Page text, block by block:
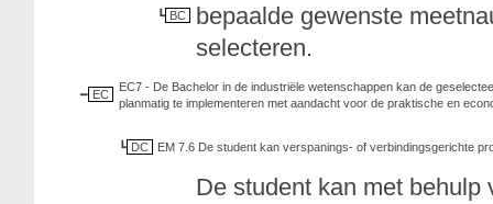
BC
bepaalde gewenste
selecteren.
EC
EC7 - De Bachelor in de industriële wetenschappen kan de
planmatig te implementeren met aandacht voor de praktische en
DC EM 7.6 De student kan verspanings- of verbindingsgerichte
De student kan met